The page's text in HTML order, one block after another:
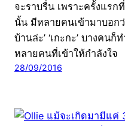
จะราบรื่น เพราะครั้งแร
นั้น มีหลายคนเข้ามาบอก
บ้านล่ะ’ ‘เกะกะ’ บางคน
หลายคนที่เข้าให้กำลังใ
28/09/2016